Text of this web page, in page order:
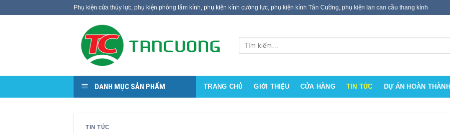
Phụ kiện cửa thủy lực, phụ kiện phòng tắm kính, phụ kiện kính cường lực, phụ kiện kính Tân Cường, phụ kiện lan can cầu thang kính
DANH MỤC SẢN PHẨM TRANG CHỦ GIỚI THIỆU CỬA HÀNG TIN TỨC DỰ ÁN HOÀN THÀNH
TIN TỨC